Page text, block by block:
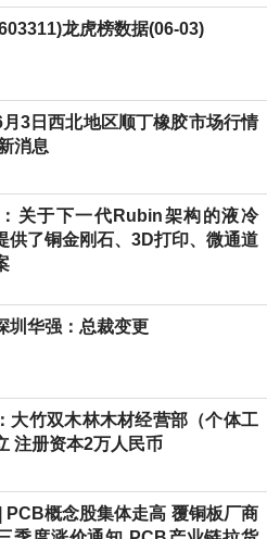
龙虎榜数据(06-03)
3日西北地区顺丁橡胶市场行情
消息
关于下一代Rubin架构的液冷
供了铜金刚石、3D打印、微通道
圳华强：总裁变更
大竹双木林木材经营部（个体工
注册资本2万人民币
PCB概念股集体走高 覆铜板厂商